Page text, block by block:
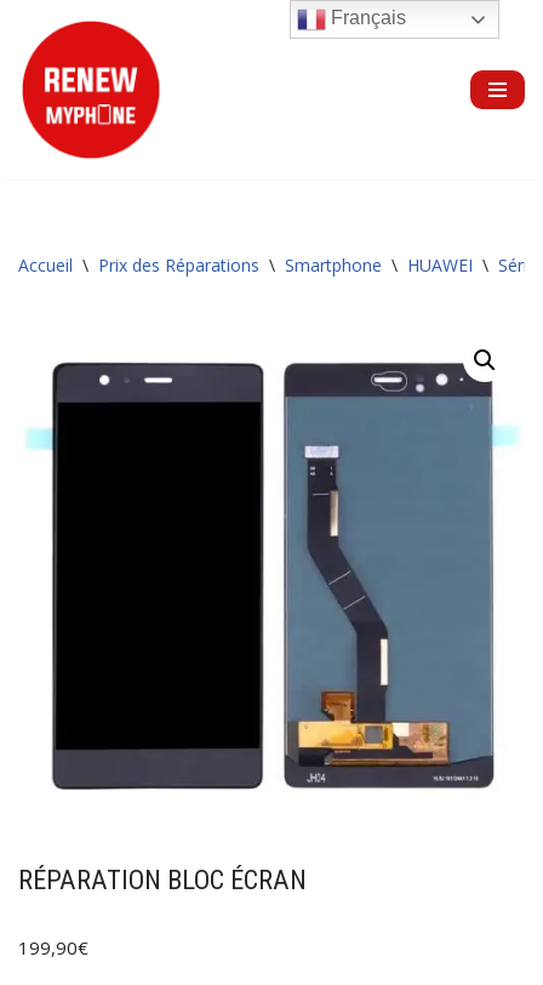
Aller
au
contenu
Accueil \ Prix des Réparations \ Smartphone \ HUAWEI \ Série
RÉPARATION BLOC ÉCRAN
199,90€
Français